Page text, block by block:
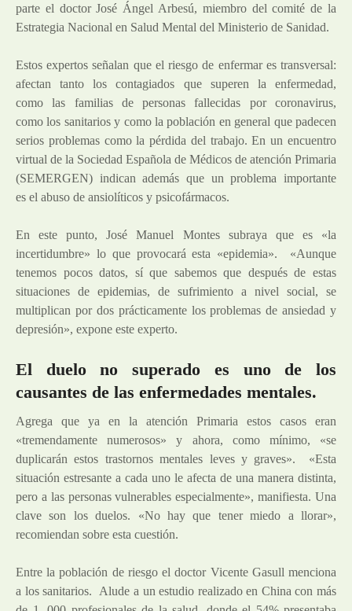
parte el doctor José Ángel Arbesú, miembro del comité de la
Estrategia Nacional en Salud Mental del Ministerio de Sanidad.
Estos expertos señalan que el riesgo de enfermar es transversal:
afectan tanto los contagiados que superen la enfermedad,
como las familias de personas fallecidas por coronavirus,
como los sanitarios y como la población en general que padecen
serios problemas como la pérdida del trabajo. En un encuentro
virtual de la Sociedad Española de Médicos de atención Primaria
(SEMERGEN) indican además que un problema importante
es el abuso de ansiolíticos y psicofármacos.
En este punto, José Manuel Montes subraya que es «la
incertidumbre» lo que provocará esta «epidemia». «Aunque
tenemos pocos datos, sí que sabemos que después de estas
situaciones de epidemias, de sufrimiento a nivel social, se
multiplican por dos prácticamente los problemas de ansiedad y
depresión», expone este experto.
El duelo no superado es uno de los
causantes de las enfermedades mentales.
Agrega que ya en la atención Primaria estos casos eran
«tremendamente numerosos» y ahora, como mínimo, «se
duplicarán estos trastornos mentales leves y graves». «Esta
situación estresante a cada uno le afecta de una manera distinta,
pero a las personas vulnerables especialmente», manifiesta. Una
clave son los duelos. «No hay que tener miedo a llorar»,
recomiendan sobre esta cuestión.
Entre la población de riesgo el doctor Vicente Gasull menciona
a los sanitarios. Alude a un estudio realizado en China con más